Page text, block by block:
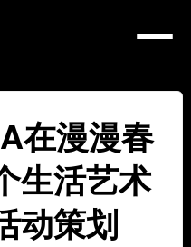
在漫漫春
生活艺术
动策划